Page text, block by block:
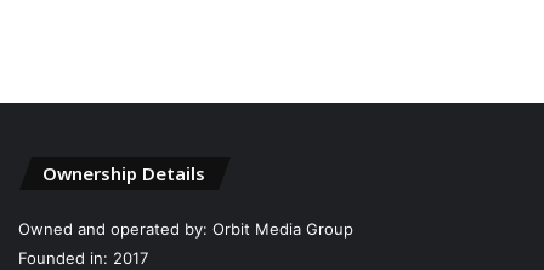
Ownership Details
Owned and operated by: Orbit Media Group
Founded in: 2017